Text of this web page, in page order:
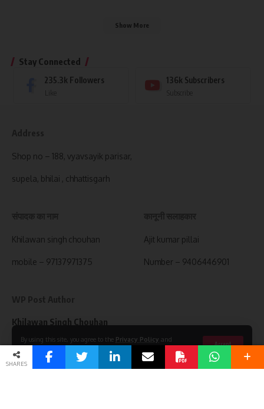
By using this site, you agree to the Privacy Policy and
Terms of Use
Accept
Show More
Stay Connected
235.3k Followers 136k Subscribers
Shop no – 188, vyavsayik parisar,
supela, bhilai , chhattisgarh
Khilawan singh chouhan
mobile – 97137971375
Ajit kumar pillai
Number – 9406446901
Khilawan Singh Chouhan
http://cgsandesh.in
Chhattisgarh no.1 News Portal
SHARES